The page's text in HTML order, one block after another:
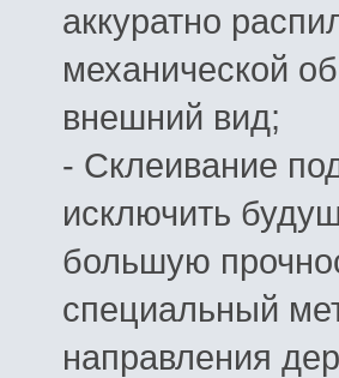
аккуратно
механической
внешний вид;
- Склеивание
исключить
большую
специальный
направления